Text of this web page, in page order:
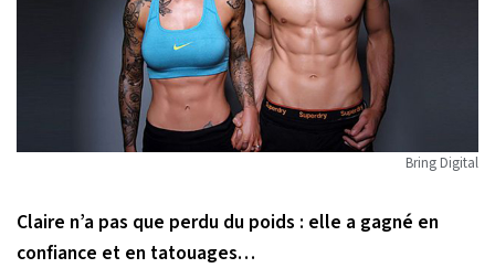
Bring Digital
Claire n’a pas que perdu du poids : elle a gagné en
confiance et en tatouages…